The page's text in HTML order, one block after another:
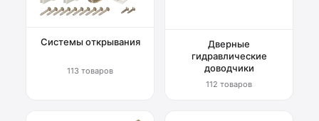
Системы открывания
113 товаров
Дверные
гидравлические
доводчики
112 товаров